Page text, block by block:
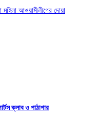
ক্লাব ও পাঠাগার